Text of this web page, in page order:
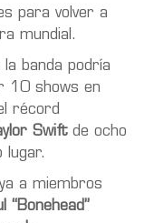
para volver a
mundial.
banda podría
10 shows en
récord
Swiftde ocho
lugar.
a miembros
“Bonehead”